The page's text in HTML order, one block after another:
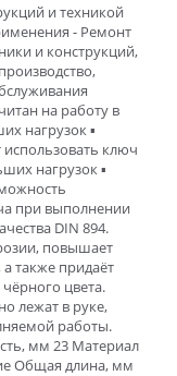
и техникой
- Ремонт
и конструкций,
на работу в
нагрузок ▪
ключ
нагрузок ▪
при выполнении
DIN 894.
повышает
также придаёт
цвета.
лежат в руке,
работы.
мм 23 Материал
Общая длина, мм